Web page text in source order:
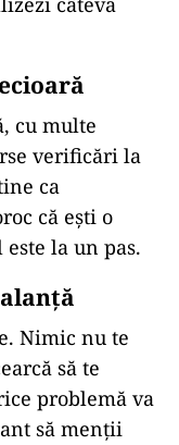
cu multe
verificări la
ca
că ești o
la un pas.
Nimic nu te
să te
problemă va
să menții